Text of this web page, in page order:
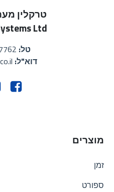
טרקלין
Ltd
טל:
דוא"ל:
מוצרים
זמן
ספורט